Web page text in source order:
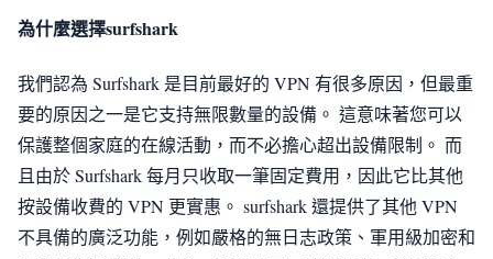
為什麼選擇surfshark
我們認為 Surfshark 是目前最好的 VPN 有很多原因，但最重
要的原因之一是它支持無限數量的設備。 這意味著您可以
保護整個家庭的在線活動，而不必擔心超出設備限制。 而
且由於 Surfshark 每月只收取一筆固定費用，因此它比其他
按設備收費的 VPN 更實惠。 surfshark 還提供了其他 VPN
不具備的廣泛功能，例如嚴格的無日志政策、軍用級加密和